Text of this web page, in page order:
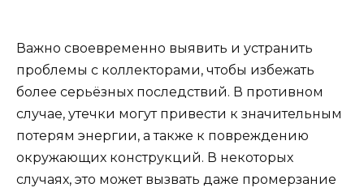
Важно своевременно выявить и устранить
проблемы с коллекторами, чтобы избежать
более серьёзных последствий. В противном
случае, утечки могут привести к значительным
потерям энергии, а также к повреждению
окружающих конструкций. В некоторых
случаях, это может вызвать даже промерзание